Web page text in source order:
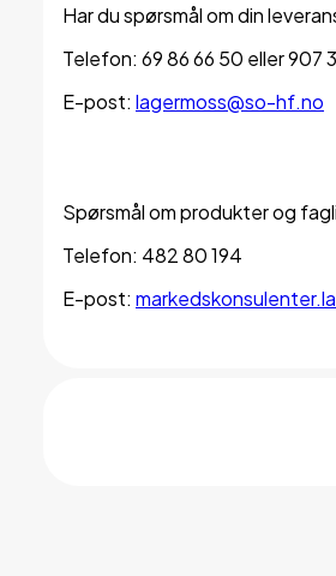
Har du spørsmål om din
Telefon: 69 86 66 50 eller 907
E-post: lagermoss@so-hf.no
Spørsmål om produkter og
Telefon: 482 80 194
E-post: